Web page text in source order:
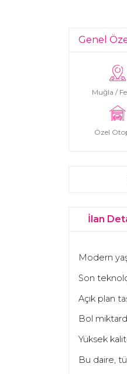
Genel
Muğla /
Özel
İlan
Modern
Son
Açık plan
Bol
Yüksek
Bu daire,